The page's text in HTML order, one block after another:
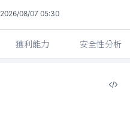
2026/08/07 05:30
獲利能力 安全性分析